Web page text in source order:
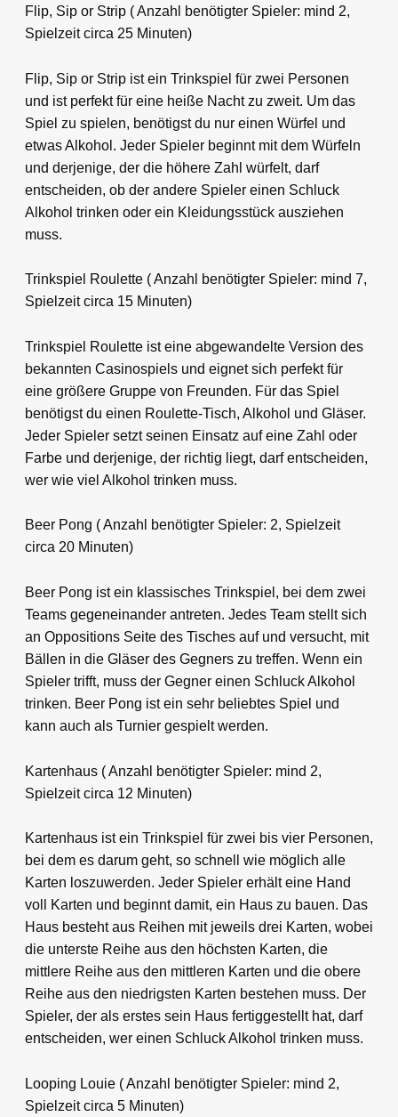
Flip, Sip or Strip ( Anzahl benötigter Spieler: mind 2,
Spielzeit circa 25 Minuten)
Flip, Sip or Strip ist ein Trinkspiel für zwei Personen
und ist perfekt für eine heiße Nacht zu zweit. Um das
Spiel zu spielen, benötigst du nur einen Würfel und
etwas Alkohol. Jeder Spieler beginnt mit dem Würfeln
und derjenige, der die höhere Zahl würfelt, darf
entscheiden, ob der andere Spieler einen Schluck
Alkohol trinken oder ein Kleidungsstück ausziehen
muss.
Trinkspiel Roulette ( Anzahl benötigter Spieler: mind 7,
Spielzeit circa 15 Minuten)
Trinkspiel Roulette ist eine abgewandelte Version des
bekannten Casinospiels und eignet sich perfekt für
eine größere Gruppe von Freunden. Für das Spiel
benötigst du einen Roulette-Tisch, Alkohol und Gläser.
Jeder Spieler setzt seinen Einsatz auf eine Zahl oder
Farbe und derjenige, der richtig liegt, darf entscheiden,
wer wie viel Alkohol trinken muss.
Beer Pong ( Anzahl benötigter Spieler: 2, Spielzeit
circa 20 Minuten)
Beer Pong ist ein klassisches Trinkspiel, bei dem zwei
Teams gegeneinander antreten. Jedes Team stellt sich
an Oppositions Seite des Tisches auf und versucht, mit
Bällen in die Gläser des Gegners zu treffen. Wenn ein
Spieler trifft, muss der Gegner einen Schluck Alkohol
trinken. Beer Pong ist ein sehr beliebtes Spiel und
kann auch als Turnier gespielt werden.
Kartenhaus ( Anzahl benötigter Spieler: mind 2,
Spielzeit circa 12 Minuten)
Kartenhaus ist ein Trinkspiel für zwei bis vier Personen,
bei dem es darum geht, so schnell wie möglich alle
Karten loszuwerden. Jeder Spieler erhält eine Hand
voll Karten und beginnt damit, ein Haus zu bauen. Das
Haus besteht aus Reihen mit jeweils drei Karten, wobei
die unterste Reihe aus den höchsten Karten, die
mittlere Reihe aus den mittleren Karten und die obere
Reihe aus den niedrigsten Karten bestehen muss. Der
Spieler, der als erstes sein Haus fertiggestellt hat, darf
entscheiden, wer einen Schluck Alkohol trinken muss.
Looping Louie ( Anzahl benötigter Spieler: mind 2,
Spielzeit circa 5 Minuten)